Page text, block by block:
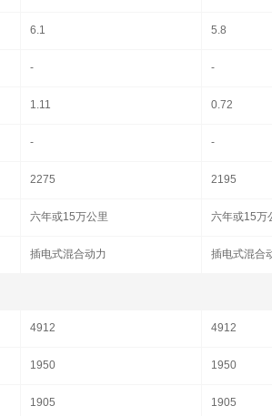
6.1 5.8
- -
1.11 0.72
- -
2275 2195
六年或15万公里 六年或15万
插电式混合动力 插电式混合
4912 4912
1950 1950
1905 1905